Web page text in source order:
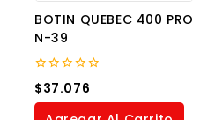
BOTIN QUEBEC 400 PRO
N-39
0
out
of
$37.076